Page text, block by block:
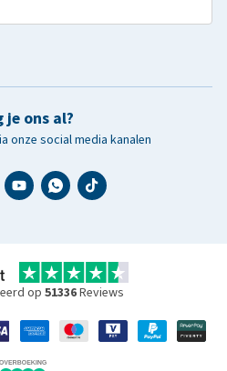
je ons al?
onze social media kanalen
op 51336Reviews